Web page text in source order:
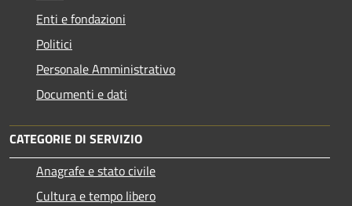
Enti e fondazioni
Politici
Personale Amministrativo
Documenti e dati
CATEGORIE DI SERVIZIO
Anagrafe e stato civile
Cultura e tempo libero